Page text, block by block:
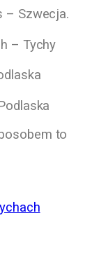
– Szwecja.
– Tychy
to